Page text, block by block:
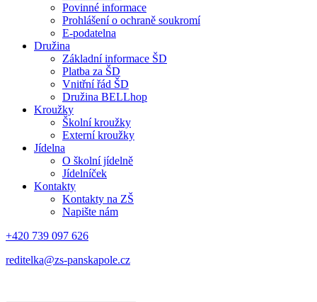
Povinné informace
Prohlášení o ochraně soukromí
E-podatelna
Družina
Základní informace ŠD
Platba za ŠD
Vnitřní řád ŠD
Družina BELLhop
Kroužky
Školní kroužky
Externí kroužky
Jídelna
O školní jídelně
Jídelníček
Kontakty
Kontakty na ZŠ
Napište nám
+420 739 097 626
reditelka@zs-panskapole.cz